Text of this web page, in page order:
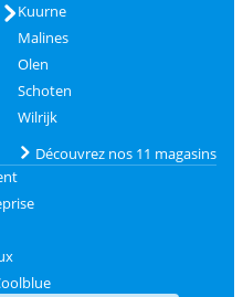
Kuurne
Malines
Olen
Schoten
Wilrijk
Découvrez nos 11 magasins